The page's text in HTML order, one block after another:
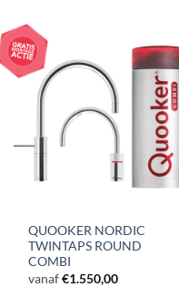
QUOOKER NORDIC
TWINTAPS ROUND
COMBI
vanaf€1.550,00